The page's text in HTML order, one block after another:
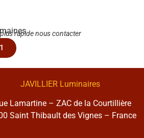
rapide nous contacter
JAVILLIER Luminaires
Lamartine – ZAC de la Courtillière
Saint Thibault des Vignes – France